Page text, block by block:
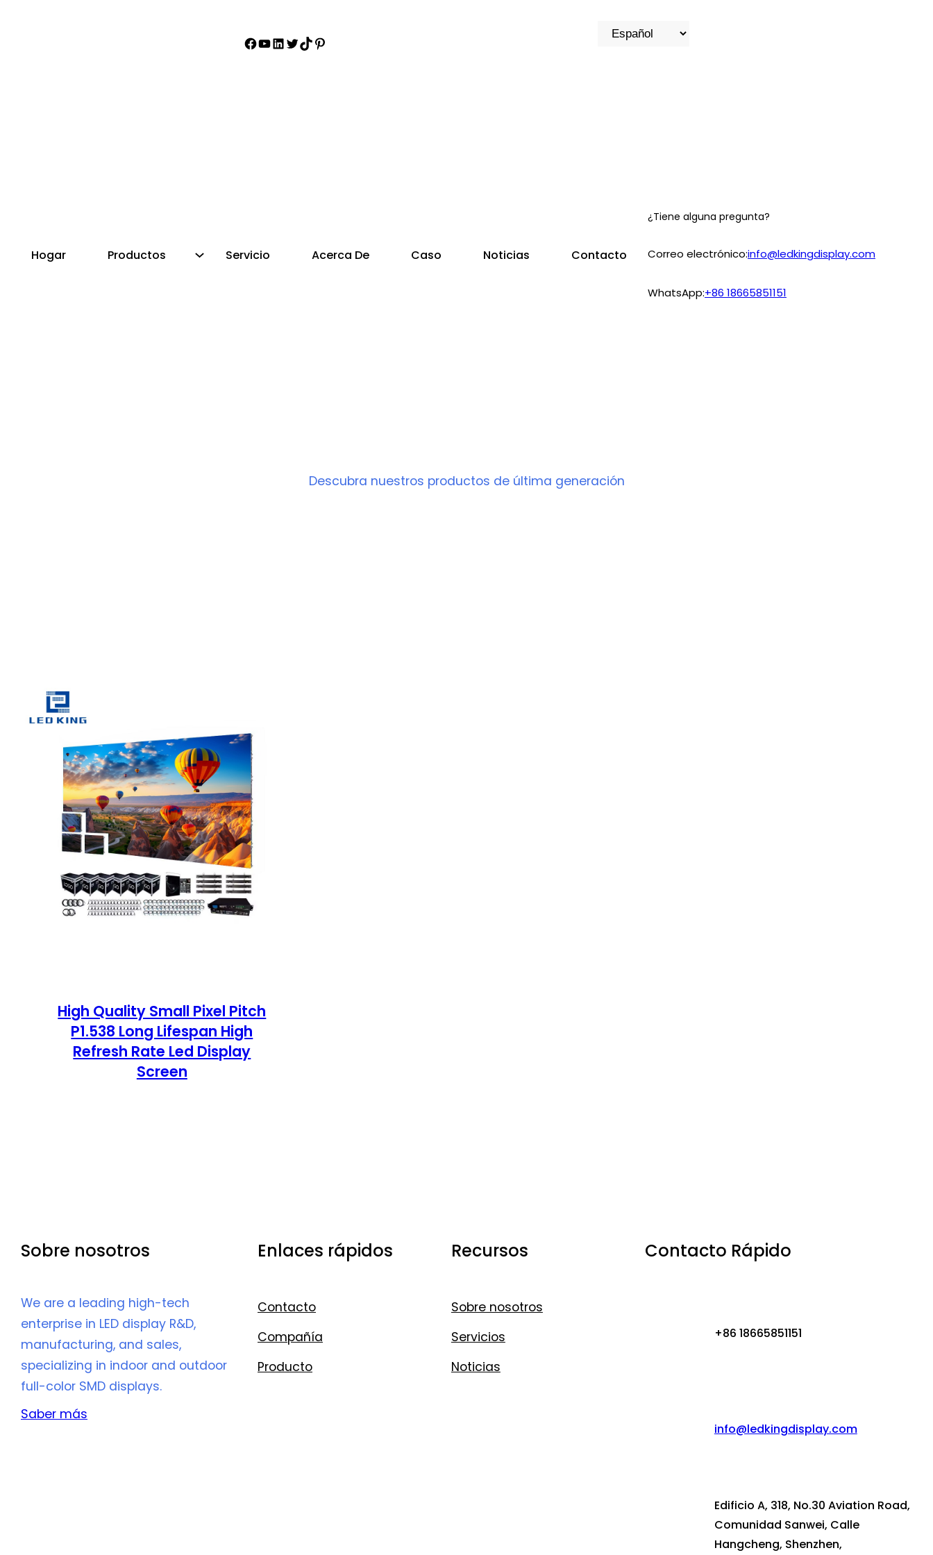
Facebook
YouTube
LinkedIn
Gorjeo
tiktokPinterest
Hogar Productos Servicio Acerca De Caso Noticias Contacto
¿Tiene alguna pregunta?
Correo electrónico:info@ledkingdisplay.com
WhatsApp:+86 18665851151
Descubra nuestros productos de última generación
High Quality Small Pixel Pitch
P1.538 Long Lifespan High
Refresh Rate Led Display
Screen
Sobre nosotros
We are a leading high-tech
enterprise in LED display R&D,
manufacturing, and sales,
specializing in indoor and outdoor
full-color SMD displays.
Saber más
Enlaces rápidos
Contacto
Compañía
Producto
Recursos
Sobre nosotros
Servicios
Noticias
Contacto Rápido
+86 18665851151
info@ledkingdisplay.com
Edificio A, 318, No.30 Aviation Road,
Comunidad Sanwei, Calle
Hangcheng, Shenzhen,